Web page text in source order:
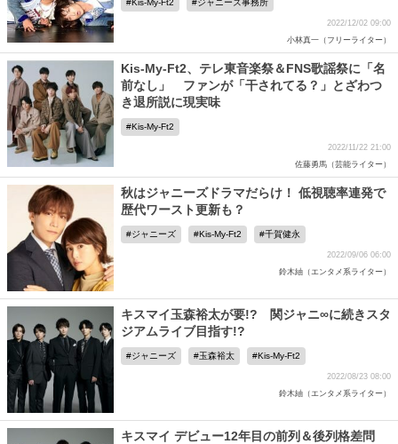
Kis-My-Ft2 ジャニーズ事務所
2022/12/02 09:00
小林真一（フリーライター）
Kis-My-Ft2、テレ東音楽祭＆FNS歌謡祭に「名
前なし」 ファンが「干されてる？」とざわつ
き退所説に現実味
Kis-My-Ft2
2022/11/22 21:00
佐藤勇馬（芸能ライター）
秋はジャニーズドラマだらけ！ 低視聴率連発で
歴代ワースト更新も？
ジャニーズ Kis-My-Ft2 千賀健永
2022/09/06 06:00
鈴木紬（エンタメ系ライター）
キスマイ玉森裕太が要!? 関ジャニ∞に続きスタ
ジアムライブ目指す!?
ジャニーズ 玉森裕太 Kis-My-Ft2
2022/08/23 08:00
鈴木紬（エンタメ系ライター）
キスマイ デビュー12年目の前列＆後列格差問